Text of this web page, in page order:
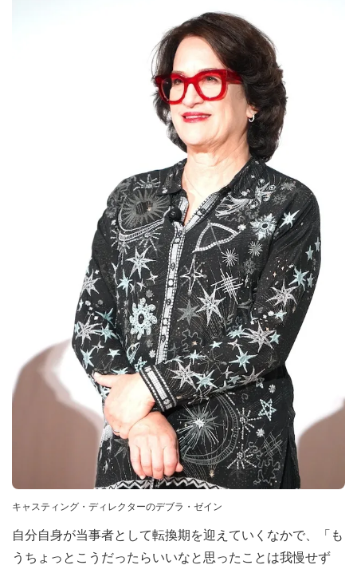
キャスティング・ディレクターのデブラ・ゼイン
自分自身が当事者として転換期を迎えていくなかで、「も
うちょっとこうだったらいいなと思ったことは我慢せず